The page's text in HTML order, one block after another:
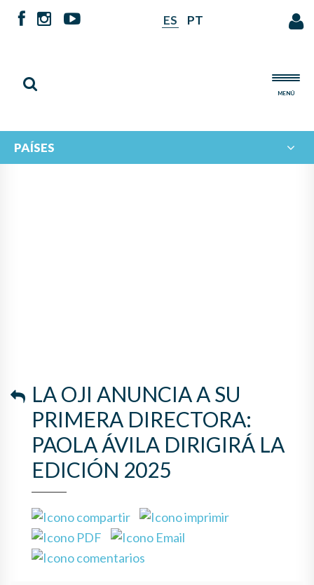
ES PT
MENÚ
PAÍSES
LA OJI ANUNCIA A SU
PRIMERA DIRECTORA:
PAOLA ÁVILA DIRIGIRÁ LA
EDICIÓN 2025